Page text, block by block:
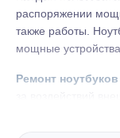
распоряжении
также работы.
мощные
Ремонт